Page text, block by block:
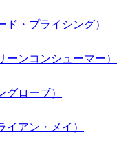
・プライシング）
ンコンシューマー）
グローブ）
アン・メイ）